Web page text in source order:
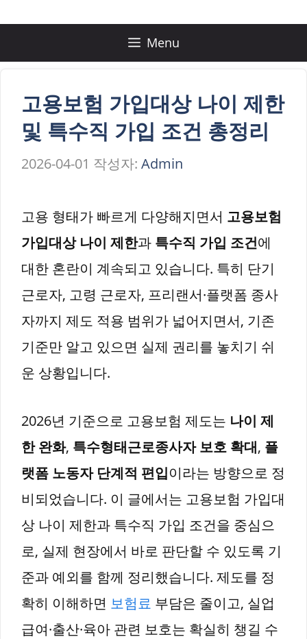
츠
Menu
고용보험 가입대상 나이 제한
및 특수직 가입 조건 총정리
2026-04-01 작성자: Admin
고용 형태가 빠르게 다양해지면서 고용보험
가입대상 나이 제한과 특수직 가입 조건에
대한 혼란이 계속되고 있습니다. 특히 단기
근로자, 고령 근로자, 프리랜서·플랫폼 종사
자까지 제도 적용 범위가 넓어지면서, 기존
기준만 알고 있으면 실제 권리를 놓치기 쉬
운 상황입니다.
2026년 기준으로 고용보험 제도는 나이 제
한 완화, 특수형태근로종사자 보호 확대, 플
랫폼 노동자 단계적 편입이라는 방향으로 정
비되었습니다. 이 글에서는 고용보험 가입대
상 나이 제한과 특수직 가입 조건을 중심으
로, 실제 현장에서 바로 판단할 수 있도록 기
준과 예외를 함께 정리했습니다. 제도를 정
확히 이해하면 보험료 부담은 줄이고, 실업
급여·출산·육아 관련 보호는 확실히 챙길 수